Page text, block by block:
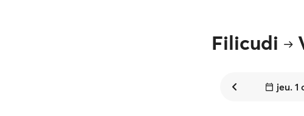
Filicudi
jeu. 1